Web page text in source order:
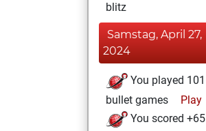
blitz
Samstag, April 27,
2024
You played 101
bullet games
Play
You scored +65